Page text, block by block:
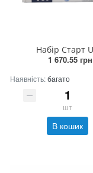
Набір Старт
1 670.55 грн
Наявність:багато
шт
В кошик